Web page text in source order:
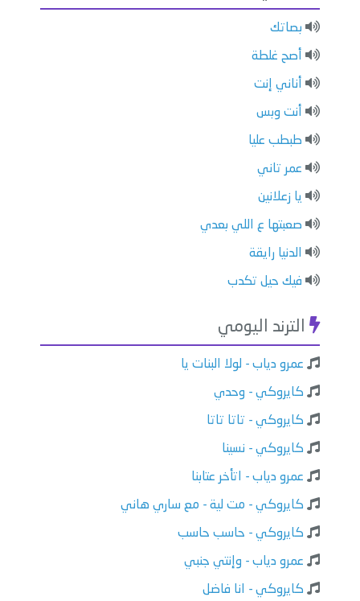
بصاتك
أصح غلطة
أناني إنت
أنت وبس
طبطب عليا
عمر تاني
يا زعلانين
صعبتها ع اللي بعدي
الدنيا رايقة
فيك حيل تكدب
الترند اليومي
عمرو دياب - لولا البنات يا
كايروكي - وحدي
كايروكي - تاتا تاتا
كايروكي - نسينا
عمرو دياب - اتأخر عتابنا
كايروكي - مت لية - مع ساري هاني
كايروكي - حاسب حاسب
عمرو دياب - وإنتي جنبي
كايروكي - انا فاضل